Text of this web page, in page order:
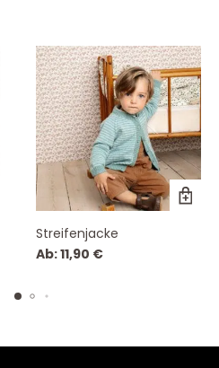
Streifenjacke
Ab:11,90 €